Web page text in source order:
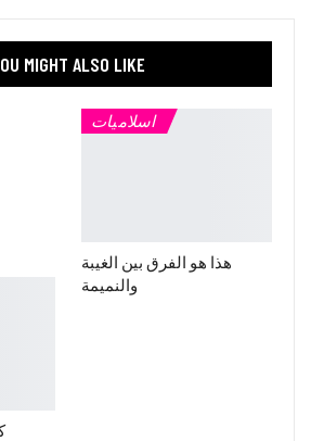
MIGHT ALSO LIKE
اسلاميات
هذا هو الفرق بين الغيبة
والنميمة